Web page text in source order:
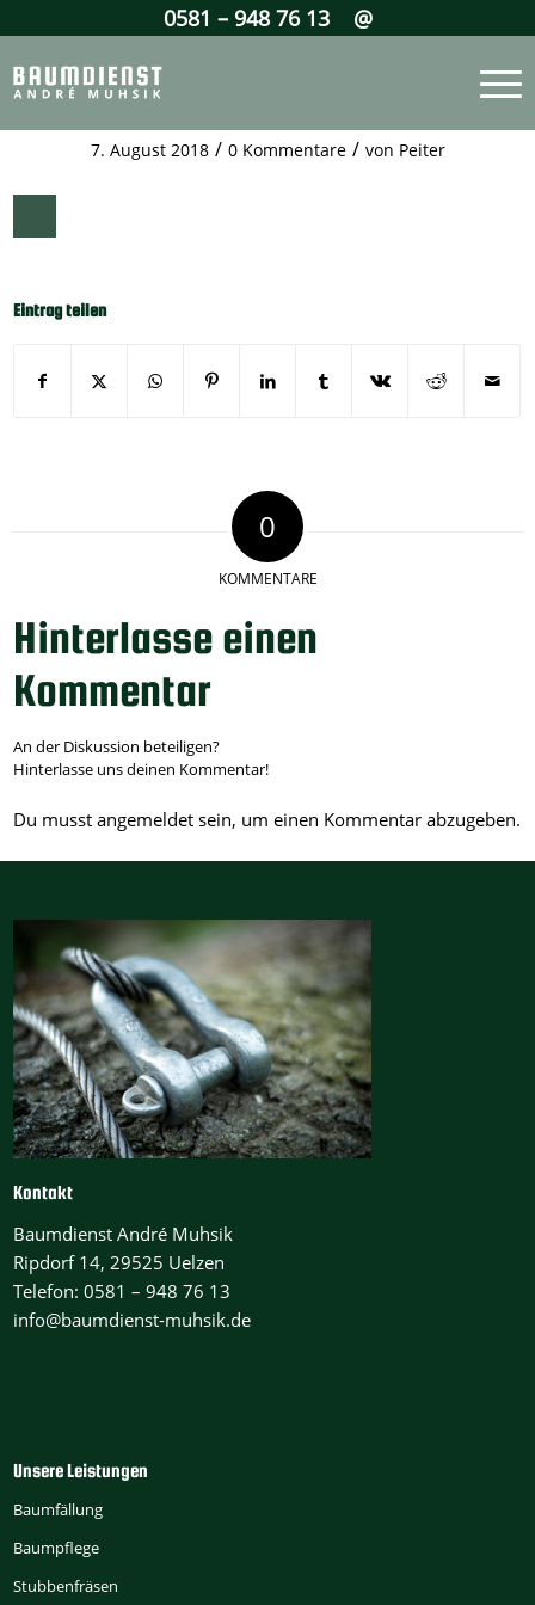
0581 – 948 76 13 @
7. August 2018 / 0 Kommentare / von Peiter
Eintrag teilen
0
KOMMENTARE
Hinterlasse einen
Kommentar
An der Diskussion beteiligen?
Hinterlasse uns deinen Kommentar!
Du musstangemeldet sein, um einen Kommentar abzugeben.
Kontakt
Baumdienst André Muhsik
Ripdorf 14, 29525 Uelzen
Telefon: 0581 – 948 76 13
info@baumdienst-muhsik.de
Unsere Leistungen
Baumfällung
Baumpflege
Stubbenfräsen